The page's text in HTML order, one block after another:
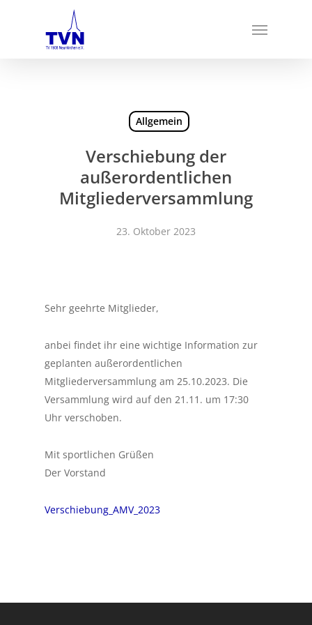
Menu
Allgemein
Verschiebung der
außerordentlichen
Mitgliederversammlung
23. Oktober 2023
Sehr geehrte Mitglieder,
anbei findet ihr eine wichtige Information zur
geplanten außerordentlichen
Mitgliederversammlung am 25.10.2023. Die
Versammlung wird auf den 21.11. um 17:30
Uhr verschoben.
Mit sportlichen Grüßen
Der Vorstand
Verschiebung_AMV_2023